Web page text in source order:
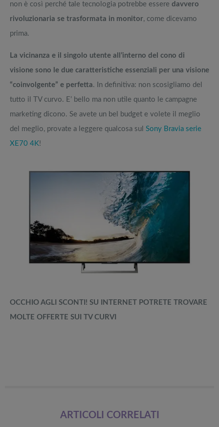
non è così perché tale tecnologia potrebbe essere davvero
rivoluzionaria se trasformata in monitor, come dicevamo
prima.
La vicinanza e il singolo utente all’interno del cono di
visione sono le due caratteristiche essenziali per una visione
“coinvolgente” e perfetta. In definitiva: non scosigliamo del
tutto il TV curvo. E’ bello ma non utile quanto le campagne
marketing dicono. Se avete un bel budget e volete il meglio
del meglio, provate a leggere qualcosa sul Sony Bravia serie
XE70 4K!
OCCHIO AGLI SCONTI! SU INTERNET POTRETE TROVARE
MOLTE OFFERTE SUI TV CURVI
ARTICOLI CORRELATI